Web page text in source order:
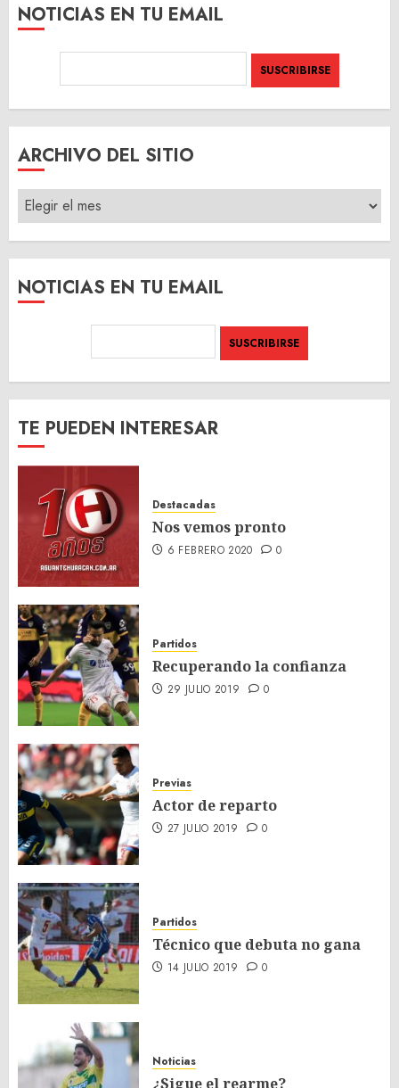
NOTICIAS EN TU EMAIL
ARCHIVO DEL SITIO
ARCHIVO
DEL
SITIO
NOTICIAS EN TU EMAIL
TE PUEDEN INTERESAR
Destacadas
Nos vemos pronto
6 FEBRERO 2020 0
Partidos
Recuperando la confianza
29 JULIO 2019 0
Previas
Actor de reparto
27 JULIO 2019 0
Partidos
Técnico que debuta no gana
14 JULIO 2019 0
Noticias
¿Sigue el rearme?